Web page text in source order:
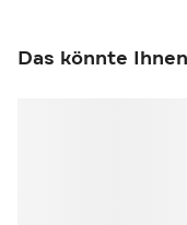
Das könnte